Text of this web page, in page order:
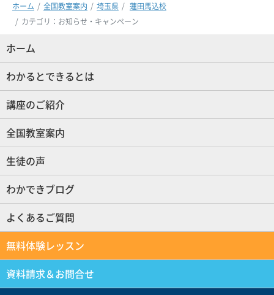
ホーム 全国教室案内 埼玉県
蓮田馬込校
カテゴリ：お知らせ・キャンペーン
ホーム
わかるとできるとは
講座のご紹介
全国教室案内
生徒の声
わかできブログ
よくあるご質問
無料体験レッスン
資料請求＆お問合せ